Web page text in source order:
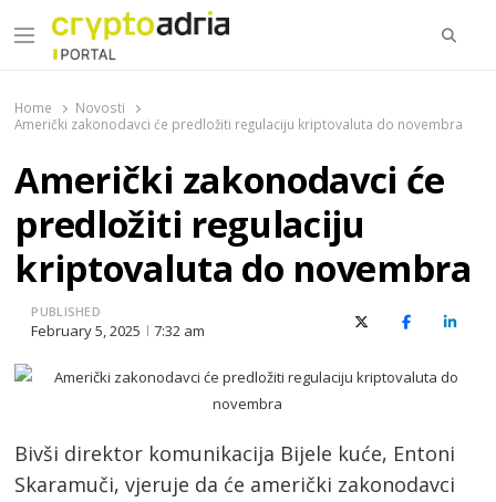
Menu
Home
Novosti
Američki zakonodavci će predložiti regulaciju kriptovaluta do novembra
Američki zakonodavci će
predložiti regulaciju
kriptovaluta do novembra
PUBLISHED
February 5, 2025 7:32 am X (Twitter)Facebook
Bivši direktor komunikacija Bijele kuće, Entoni
Skaramuči, vjeruje da će američki zakonodavci